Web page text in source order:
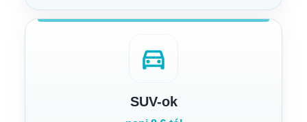
directions_car
SUV-ok